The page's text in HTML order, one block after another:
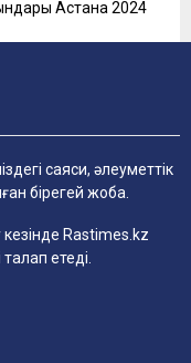
саяси, әлеуметтік
бірегей жоба.
Rastimes.kz
етеді.